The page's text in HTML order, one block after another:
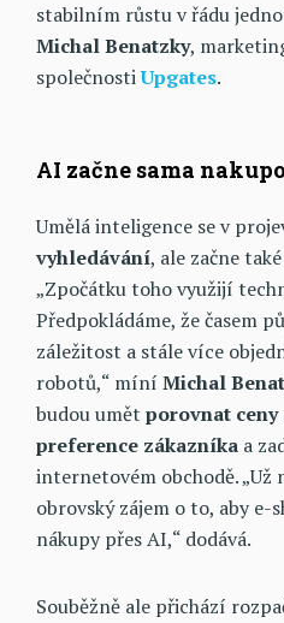
stabilním růstu v řádu
Michal Benatzky,
společnostiUpgates.
AI začne sama
Umělá inteligence se v
vyhledávání, ale začne také
„Zpočátku toho využijí
Předpokládáme, že časem
záležitost a stále více
robotů,“ míní Michal
budou umět porovnat ceny
preference zákazníka a
internetovém obchodě. „Už
obrovský zájem o to, aby
nákupy přes AI,“ dodává.
Souběžně ale přichází